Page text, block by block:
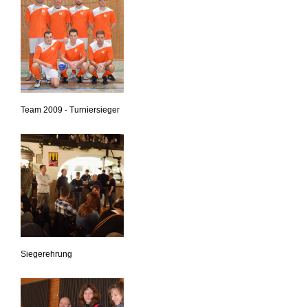
Team 2009 - Turniersieger
Siegerehrung